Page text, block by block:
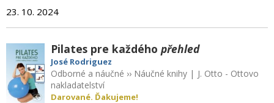
23. 10. 2024
Pilates pre každéhopřehled
José Rodriguez
Odborné a náučné ›› Náučné knihy | J. Otto - Ottovo
nakladatelství
Darované. Ďakujeme!